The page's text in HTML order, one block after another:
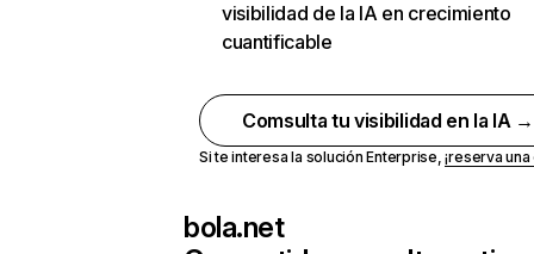
visibilidad de la IA en crecimiento
cuantificable
Comsulta tu visibilidad en la IA →
Si te interesa la solución Enterprise,¡reserva
bola.net